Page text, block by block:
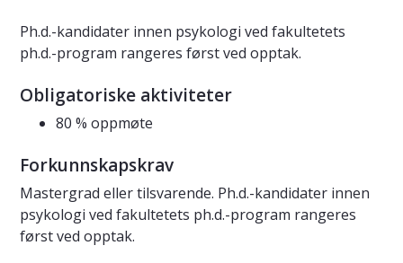
Ph.d.-kandidater innen psykologi ved fakultetets
ph.d.-program rangeres først ved opptak.
Obligatoriske aktiviteter
80 % oppmøte
Forkunnskapskrav
Mastergrad eller tilsvarende. Ph.d.-kandidater innen
psykologi ved fakultetets ph.d.-program rangeres
først ved opptak.